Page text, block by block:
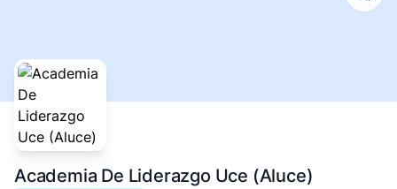
Academia De Liderazgo Uce (Aluce)